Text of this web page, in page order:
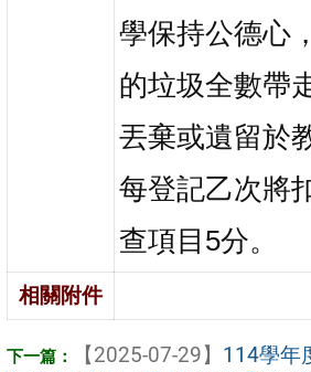
學保持公德心
的垃圾全數帶
丟棄或遺留於
每登記乙次將
查項目5分。
相關附件
【2025-07-29】 114學年